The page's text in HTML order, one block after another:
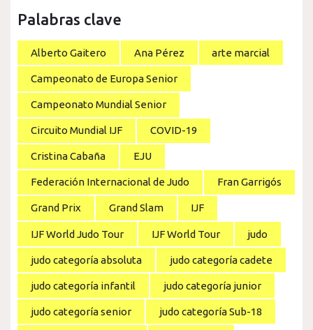
Palabras clave
Alberto Gaitero Ana Pérez arte marcial
Campeonato de Europa Senior
Campeonato Mundial Senior
Circuito Mundial IJF COVID-19
Cristina Cabaña EJU
Federación Internacional de Judo Fran Garrigós
Grand Prix Grand Slam IJF
IJF World Judo Tour IJF World Tour judo
judo categoría absoluta judo categoría cadete
judo categoría infantil judo categoría junior
judo categoría senior judo categoría Sub-18